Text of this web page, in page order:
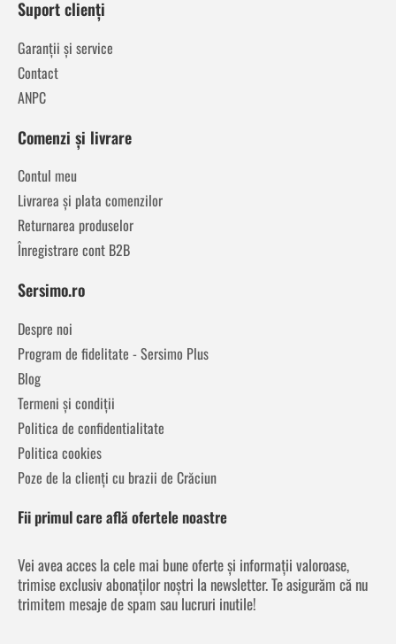
Suport clienți
Garanții și service
Contact
ANPC
Comenzi și livrare
Contul meu
Livrarea și plata comenzilor
Returnarea produselor
Înregistrare cont B2B
Sersimo.ro
Despre noi
Program de fidelitate - Sersimo Plus
Blog
Termeni și condiții
Politica de confidentialitate
Politica cookies
Poze de la clienți cu brazii de Crăciun
Fii primul care află ofertele noastre
Vei avea acces la cele mai bune oferte și informații valoroase,
trimise exclusiv abonaților noștri la newsletter. Te asigurăm că nu
trimitem mesaje de spam sau lucruri inutile!